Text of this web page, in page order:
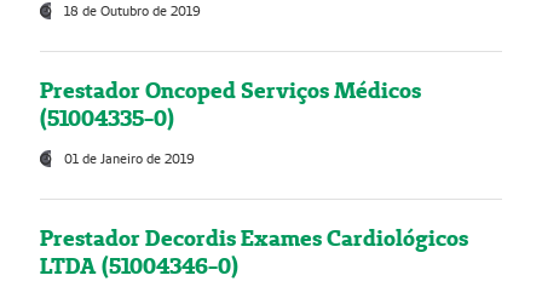
18 de Outubro de 2019
Prestador Oncoped Serviços Médicos
(51004335-0)
01 de Janeiro de 2019
Prestador Decordis Exames Cardiológicos
LTDA (51004346-0)